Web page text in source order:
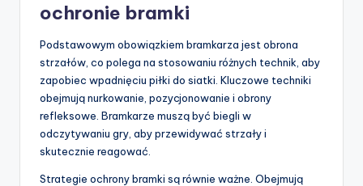
ochronie bramki
Podstawowym obowiązkiem bramkarza jest obrona
strzałów, co polega na stosowaniu różnych technik, aby
zapobiec wpadnięciu piłki do siatki. Kluczowe techniki
obejmują nurkowanie, pozycjonowanie i obrony
refleksowe. Bramkarze muszą być biegli w
odczytywaniu gry, aby przewidywać strzały i
skutecznie reagować.
Strategie ochrony bramki są równie ważne. Obejmują